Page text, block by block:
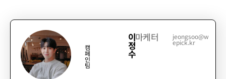
캠
페
인
팀
이
정
수
마케터 jeongsoo@w
epick.kr